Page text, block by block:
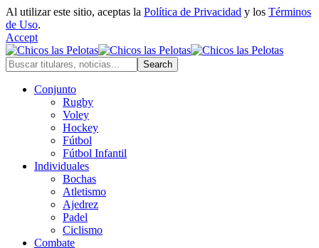
Al utilizar este sitio, aceptas la Política de Privacidad y los Términos
de Uso.
Accept
Conjunto
Rugby
Voley
Hockey
Fútbol
Fútbol Infantil
Individuales
Bochas
Atletismo
Ajedrez
Padel
Ciclismo
Combate